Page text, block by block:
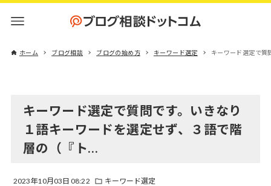
ホーム ブログ相談 ブログの始め方 キーワード選定 キーワード選定で質
キーワード選定で質問です。いきなり
１語キーワードを選定せず、３語で階
層の（『ト…
2023年10月03日 08:22 キーワード選定